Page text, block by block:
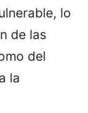
lo
de las
del
la